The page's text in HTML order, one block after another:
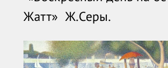
Жатт» Ж.Серы.